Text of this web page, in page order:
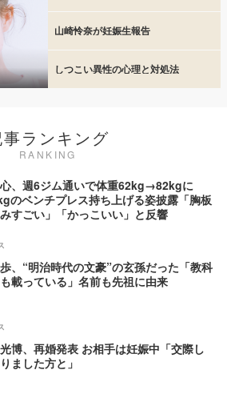
山崎怜奈が妊娠生報告
しつこい異性の心理と対処法
ランキング
RANKING
、週6ジム通いで体重62kg→82kgに
のベンチプレス持ち上げる姿披露「胸板
すごい」「かっこいい」と反響
、“明治時代の文豪”の玄孫だった「教科
載っている」名前も先祖に由来
博、再婚発表 お相手は妊娠中「交際し
ました方と」